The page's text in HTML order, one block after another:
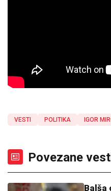
VESTI POLITIKA IGOR
Povezane
Balša